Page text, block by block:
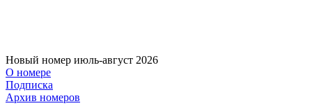
Новый номер июль-август 2026
О номере
Подписка
Архив номеров